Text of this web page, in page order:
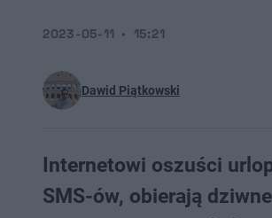
Dawid Piątkowski
2023-05-11 15:21
Internetowi oszuści
SMS-ów, obierają